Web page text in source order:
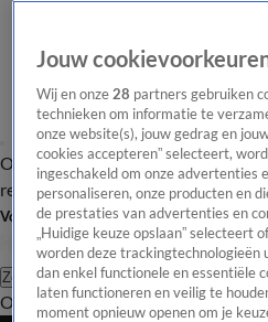
Overzicht Laatste nieuws Regionieuws
redactie
Volg Hart van Nederland
Zoeken
OverzichtRegioUitzendingenWeer
Jouw
Wij en onze28 partners gebruiken
technieken om informatie te
onze website(s), jouw gedrag en
cookies accepteren” selecteert,
ingeschakeld om onze advertenties
personaliseren, onze producten en
de prestaties van advertenties en
„Huidige keuze opslaan” selecteert
worden deze trackingtechnologieën
dan enkel functionele en essentiële
laten functioneren en veilig te
moment opnieuw openen om je